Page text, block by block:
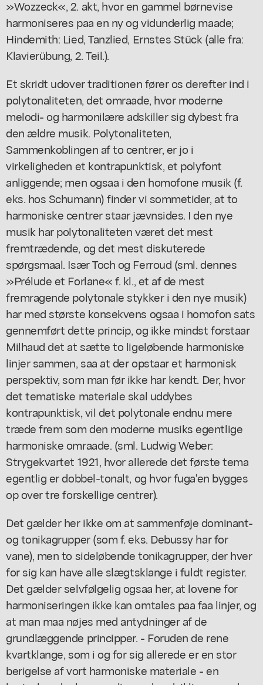
»Wozzeck«, 2. akt, hvor en gammel børnevise
harmoniseres paa en ny og vidunderlig maade;
Hindemith: Lied, Tanzlied, Ernstes Stück (alle fra:
Klavierübung, 2. Teil.).
Et skridt udover traditionen fører os derefter ind i
polytonaliteten, det omraade, hvor moderne
melodi- og harmonilære adskiller sig dybest fra
den ældre musik. Polytonaliteten,
Sammenkoblingen af to centrer, er jo i
virkeligheden et kontrapunktisk, et polyfont
anliggende; men ogsaa i den homofone musik (f.
eks. hos Schumann) finder vi sommetider, at to
harmoniske centrer staar jævnsides. I den nye
musik har polytonaliteten været det mest
fremtrædende, og det mest diskuterede
spørgsmaal. Især Toch og Ferroud (sml. dennes
»Prélude et Forlane« f. kl., et af de mest
fremragende polytonale stykker i den nye musik)
har med største konsekvens ogsaa i homofon sats
gennemført dette princip, og ikke mindst forstaar
Milhaud det at sætte to ligeløbende harmoniske
linjer sammen, saa at der opstaar et harmonisk
perspektiv, som man før ikke har kendt. Der, hvor
det tematiske materiale skal uddybes
kontrapunktisk, vil det polytonale endnu mere
træde frem som den moderne musiks egentlige
harmoniske omraade. (sml. Ludwig Weber:
Strygekvartet 1921, hvor allerede det første tema
egentlig er dobbel-tonalt, og hvor fuga'en bygges
op over tre forskellige centrer).
Det gælder her ikke om at sammenføje dominant-
og tonikagrupper (som f. eks. Debussy har for
vane), men to sideløbende tonikagrupper, der hver
for sig kan have alle slægtsklange i fuldt register.
Det gælder selvfølgelig ogsaa her, at lovene for
harmoniseringen ikke kan omtales paa faa linjer, og
at man maa nøjes med antydninger af de
grundlæggende principper. - Foruden de rene
kvartklange, som i og for sig allerede er en stor
berigelse af vort harmoniske materiale - en